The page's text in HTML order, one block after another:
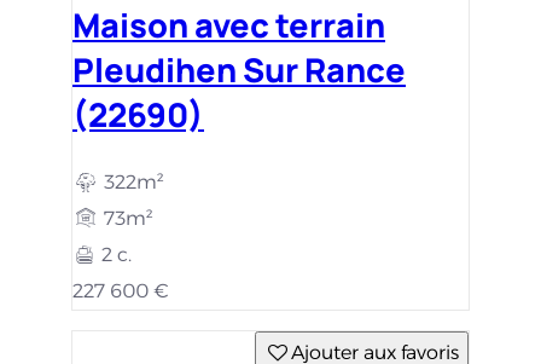
Maison avec terrain
Pleudihen Sur Rance
(22690)
322m²
73m²
2 c.
227 600 €
Ajouter aux favoris